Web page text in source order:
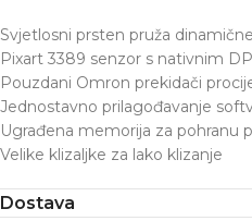
Svjetlosni prsten pruža
Pixart 3389 senzor s nativnim
Pouzdani Omron prekidači
Jednostavno prilagođavanje
Ugrađena memorija za pohranu
Velike klizaljke za lako klizanje
Dostava